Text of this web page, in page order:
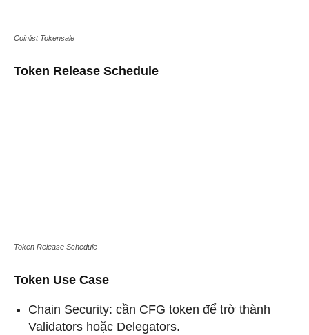
Coinlist Tokensale
Token Release Schedule
Token Release Schedule
Token Use Case
Chain Security: cần CFG token để trờ thành
Validators hoặc Delegators.